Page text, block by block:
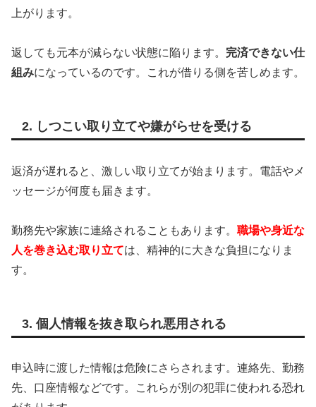
上がります。
返しても元本が減らない状態に陥ります。 完済できない仕
組みになっているのです。これが借りる側を苦しめます。
2. しつこい取り立てや嫌がらせを受ける
返済が遅れると、激しい取り立てが始まります。電話やメ
ッセージが何度も届きます。
勤務先や家族に連絡されることもあります。 職場や身近な
人を巻き込む取り立ては、精神的に大きな負担になりま
す。
3. 個人情報を抜き取られ悪用される
申込時に渡した情報は危険にさらされます。連絡先、勤務
先、口座情報などです。これらが別の犯罪に使われる恐れ